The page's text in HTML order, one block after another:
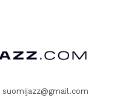
suomijazz@gmail.com